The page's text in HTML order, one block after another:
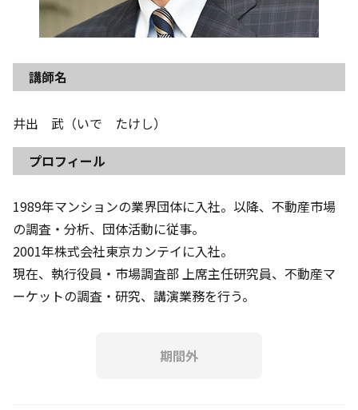
講師名
井出 武（いで たけし）
プロフィール
1989年マンションの業界団体に入社。以降、不動産市場
の調査・分析、団体活動に従事。
2001年株式会社東京カンテイに入社。
現在、執行役員・市場調査部 上席主任研究員、不動産マ
ーケットの調査・研究、講演業務を行う。
期間外